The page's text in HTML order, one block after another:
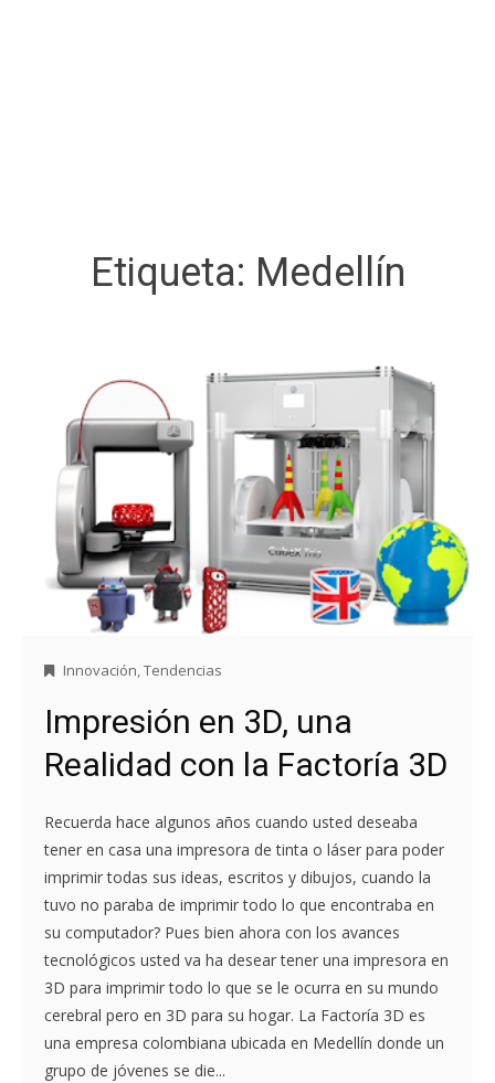
Etiqueta: Medellín
Innovación,Tendencias
Impresión en 3D, una
Realidad con la Factoría 3D
Recuerda hace algunos años cuando usted deseaba
tener en casa una impresora de tinta o láser para poder
imprimir todas sus ideas, escritos y dibujos, cuando la
tuvo no paraba de imprimir todo lo que encontraba en
su computador? Pues bien ahora con los avances
tecnológicos usted va ha desear tener una impresora en
3D para imprimir todo lo que se le ocurra en su mundo
cerebral pero en 3D para su hogar. La Factoría 3D es
una empresa colombiana ubicada en Medellín donde un
grupo de jóvenes se die...